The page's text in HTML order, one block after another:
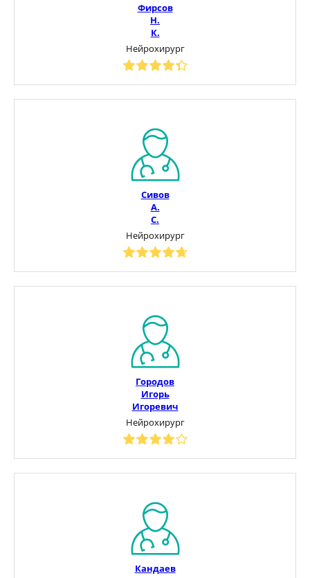
Фирсов
Н.
К.
Нейрохирург
Сивов
А.
С.
Нейрохирург
Городов
Игорь
Игоревич
Нейрохирург
Кандаев